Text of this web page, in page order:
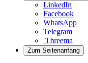
LinkedIn
Facebook
WhatsApp
Telegram
Threema
Zum Seitenanfang